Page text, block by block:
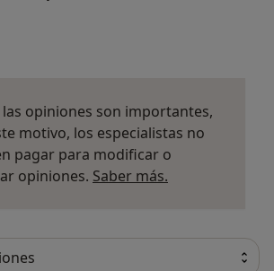
las opiniones son importantes,
motivo, los especialistas no
pagar para modificar o
opiniones. Saber más.